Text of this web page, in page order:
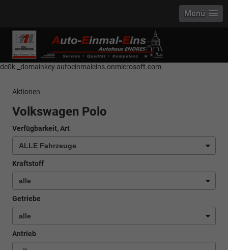
------------ Host Name : selector1._domainkey Points to address or value:
selector1-aee-de0k._domainkey.autoeinmaleins.onmicrosoft.com Host
Name : selector2._domainkey Points to address or value: selector2-aee-
de0k._domainkey.autoeinmaleins.onmicrosoft.com
Menü
Aktionen
Volkswagen Polo
Verfügbarkeit, Art
Kraftstoff
Getriebe
Antrieb